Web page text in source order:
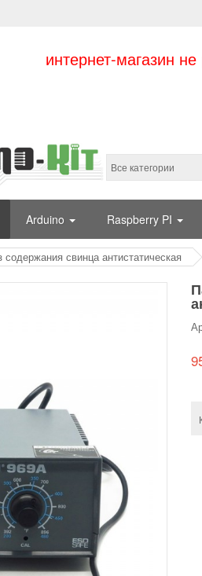
интернет-магазин
Arduino Raspberry PI
свинца антистатическая